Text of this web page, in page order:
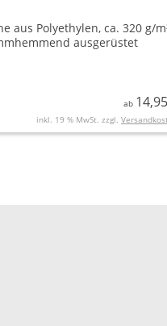
aus Polyethylen, ca. 320 g/
ausgerüstet
ab
inkl. 19 % MwSt. zzgl.